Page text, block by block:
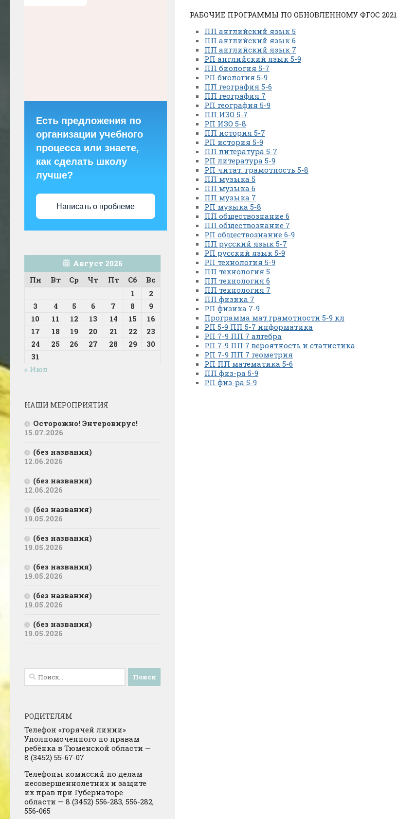
РАБОЧИЕ ПРОГРАММЫ ПО ОБНОВЛЕННОМУ ФГОС 2021
ПП английский язык 5
ПП английский язык 6
ПП английский язык 7
РП английский язык 5-9
ПП биология 5-7
РП биология 5-9
ПП география 5-6
ПП география 7
РП география 5-9
ПП ИЗО 5-7
РП ИЗО 5-8
ПП история 5-7
РП история 5-9
ПП литература 5-7
РП литература 5-9
РП читат. грамотность 5-8
ПП музыка 5
ПП музыка 6
ПП музыка 7
РП музыка 5-8
ПП обществознание 6
ПП обществознание 7
РП обществознание 6-9
ПП русский язык 5-7
РП русский язык 5-9
РП технология 5-9
ПП технология 5
ПП технология 6
ПП технология 7
ПП физика 7
РП физика 7-9
Программа мат.грамотности 5-9 кл
РП 5-9 ПП 5-7 информатика
РП 7-9 ПП 7 алгебра
РП 7-9 ПП 7 вероятность и статистика
РП 7-9 ПП 7 геометрия
РП ПП математика 5-6
ПП физ-ра 5-9
РП физ-ра 5-9
Есть предложения по
организации учебного
процесса или знаете,
как сделать школу
лучше?
Написать о проблеме
Август 2026
Пн
Вт Ср Чт Пт Сб
Вс
1
2
3
4 5 6 7 8
9
10
11 12 13 14 15
16
17
18 19 20 21 22
23
24
25 26 27 28 29
30
31
« Июл
НАШИ МЕРОПРИЯТИЯ
Осторожно! Энтеровирус!
15.07.2026
(без названия)
12.06.2026
(без названия)
12.06.2026
(без названия)
19.05.2026
(без названия)
19.05.2026
(без названия)
19.05.2026
(без названия)
19.05.2026
(без названия)
19.05.2026
Найти:
РОДИТЕЛЯМ
Телефон «горячей линии»
Уполномоченного по правам
ребёнка в Тюменской области —
8 (3452) 55-67-07
Телефоны комиссий по делам
несовершеннолетних и защите
их прав при Губернаторе
области — 8 (3452) 556-283, 556-282,
556-065